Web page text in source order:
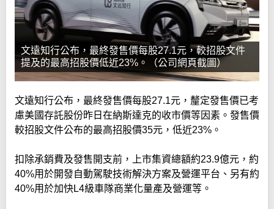
文遠知行公布，最終發售價每股27.1元，較招股文件
提及的最高招股價低近23%。（公司網頁截圖）
文遠知行公布，最終發售價每股27.1元，釐定發售價已考
慮美國存託股份昨日在納斯達克的收市價等因素。發售價
較招股文件公布的最高招股價35元，低近23%。
扣除承銷費及發售開支前，上市集資總額約23.9億元，約
40%用於開發自動駕駛技術解決方案及營運平台、另有約
40%用於加快L4級車隊商業化量產及營運等。